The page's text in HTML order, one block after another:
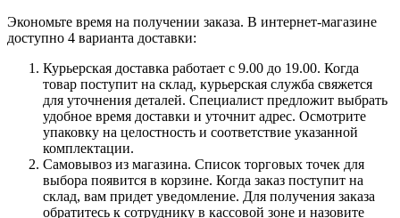
Экономьте время на получении заказа. В интернет-магазине
доступно 4 варианта доставки:
Курьерская доставка работает с 9.00 до 19.00. Когда
товар поступит на склад, курьерская служба свяжется
для уточнения деталей. Специалист предложит выбрать
удобное время доставки и уточнит адрес. Осмотрите
упаковку на целостность и соответствие указанной
комплектации.
Самовывоз из магазина. Список торговых точек для
выбора появится в корзине. Когда заказ поступит на
склад, вам придет уведомление. Для получения заказа
обратитесь к сотруднику в кассовой зоне и назовите